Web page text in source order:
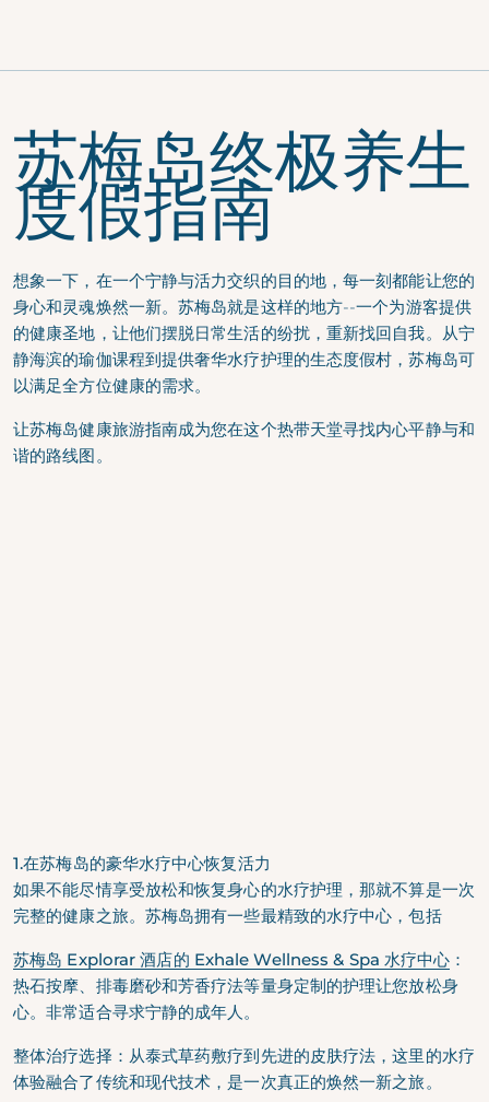
苏梅岛终极养生
度假指南
想象一下，在一个宁静与活力交织的目的地，每一刻都能让您的
身心和灵魂焕然一新。苏梅岛就是这样的地方--一个为游客提供
的健康圣地，让他们摆脱日常生活的纷扰，重新找回自我。从宁
静海滨的瑜伽课程到提供奢华水疗护理的生态度假村，苏梅岛可
以满足全方位健康的需求。
让苏梅岛健康旅游指南成为您在这个热带天堂寻找内心平静与和
谐的路线图。
1.在苏梅岛的豪华水疗中心恢复活力
如果不能尽情享受放松和恢复身心的水疗护理，那就不算是一次
完整的健康之旅。苏梅岛拥有一些最精致的水疗中心，包括
苏梅岛 Explorar 酒店的 Exhale Wellness & Spa 水疗中心 ：
热石按摩、排毒磨砂和芳香疗法等量身定制的护理让您放松身
心。非常适合寻求宁静的成年人。
整体治疗选择： 从泰式草药敷疗到先进的皮肤疗法，这里的水疗
体验融合了传统和现代技术，是一次真正的焕然一新之旅。